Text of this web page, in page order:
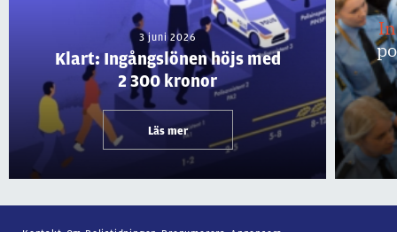
3 juni 2026
Klart: Ingångslönen höjs med
2 300 kronor
Läs mer